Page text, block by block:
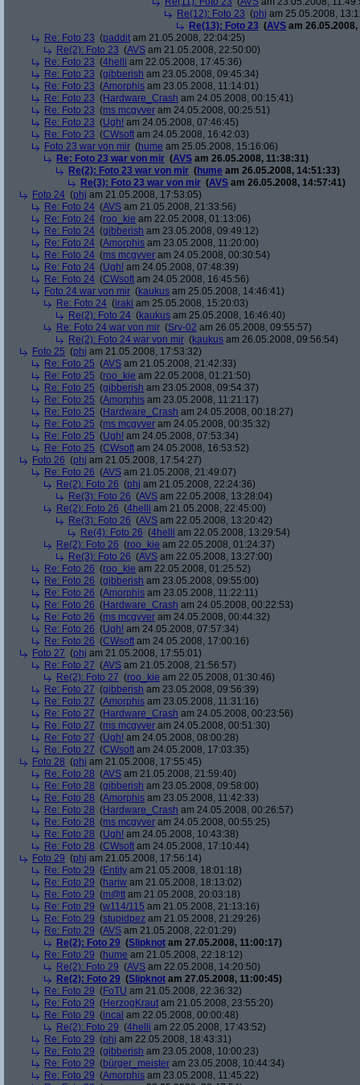
Re(12): Foto 23 (phj am 25.05.2008,
Re(13): Foto 23 (AVS am
Re: Foto 23 (paddit am 21.05.2008, 22:04:25)
Re(2): Foto 23 (AVS am 21.05.2008, 22:50:00)
Re: Foto 23 (4helli am 22.05.2008, 17:45:36)
Re: Foto 23 (gibberish am 23.05.2008, 09:45:34)
Re: Foto 23 (Amorphis am 23.05.2008, 11:14:01)
Re: Foto 23 (Hardware_Crash am 24.05.2008, 00:15:41)
Re: Foto 23 (ms mcgyver am 24.05.2008, 00:25:51)
Re: Foto 23 (Ugh! am 24.05.2008, 07:46:45)
Re: Foto 23 (CWsoft am 24.05.2008, 16:42:03)
Foto 23 war von mir (hume am 25.05.2008, 15:16:06)
Re: Foto 23 war von mir (AVS am 26.05.2008, 11:38:31)
Re(2): Foto 23 war von mir (hume am 26.05.2008, 14:51:33)
Re(3): Foto 23 war von mir (AVS am 26.05.2008, 14:57:41)
Foto 24 (phj am 21.05.2008, 17:53:05)
Re: Foto 24 (AVS am 21.05.2008, 21:33:56)
Re: Foto 24 (roo_kie am 22.05.2008, 01:13:06)
Re: Foto 24 (gibberish am 23.05.2008, 09:49:12)
Re: Foto 24 (Amorphis am 23.05.2008, 11:20:00)
Re: Foto 24 (ms mcgyver am 24.05.2008, 00:30:54)
Re: Foto 24 (Ugh! am 24.05.2008, 07:48:39)
Re: Foto 24 (CWsoft am 24.05.2008, 16:45:56)
Foto 24 war von mir (kaukus am 25.05.2008, 14:46:41)
Re: Foto 24 (iraki am 25.05.2008, 15:20:03)
Re(2): Foto 24 (kaukus am 25.05.2008, 16:46:40)
Re: Foto 24 war von mir (Srv-02 am 26.05.2008, 09:55:57)
Re(2): Foto 24 war von mir (kaukus am 26.05.2008, 09:56:54)
Foto 25 (phj am 21.05.2008, 17:53:32)
Re: Foto 25 (AVS am 21.05.2008, 21:42:33)
Re: Foto 25 (roo_kie am 22.05.2008, 01:21:50)
Re: Foto 25 (gibberish am 23.05.2008, 09:54:37)
Re: Foto 25 (Amorphis am 23.05.2008, 11:21:17)
Re: Foto 25 (Hardware_Crash am 24.05.2008, 00:18:27)
Re: Foto 25 (ms mcgyver am 24.05.2008, 00:35:32)
Re: Foto 25 (Ugh! am 24.05.2008, 07:53:34)
Re: Foto 25 (CWsoft am 24.05.2008, 16:53:52)
Foto 26 (phj am 21.05.2008, 17:54:27)
Re: Foto 26 (AVS am 21.05.2008, 21:49:07)
Re(2): Foto 26 (phj am 21.05.2008, 22:24:36)
Re(3): Foto 26 (AVS am 22.05.2008, 13:28:04)
Re(2): Foto 26 (4helli am 21.05.2008, 22:45:00)
Re(3): Foto 26 (AVS am 22.05.2008, 13:20:42)
Re(4): Foto 26 (4helli am 22.05.2008, 13:29:54)
Re(2): Foto 26 (roo_kie am 22.05.2008, 01:24:37)
Re(3): Foto 26 (AVS am 22.05.2008, 13:27:00)
Re: Foto 26 (roo_kie am 22.05.2008, 01:25:52)
Re: Foto 26 (gibberish am 23.05.2008, 09:55:00)
Re: Foto 26 (Amorphis am 23.05.2008, 11:22:11)
Re: Foto 26 (Hardware_Crash am 24.05.2008, 00:22:53)
Re: Foto 26 (ms mcgyver am 24.05.2008, 00:44:32)
Re: Foto 26 (Ugh! am 24.05.2008, 07:57:34)
Re: Foto 26 (CWsoft am 24.05.2008, 17:00:16)
Foto 27 (phj am 21.05.2008, 17:55:01)
Re: Foto 27 (AVS am 21.05.2008, 21:56:57)
Re(2): Foto 27 (roo_kie am 22.05.2008, 01:30:46)
Re: Foto 27 (gibberish am 23.05.2008, 09:56:39)
Re: Foto 27 (Amorphis am 23.05.2008, 11:31:16)
Re: Foto 27 (Hardware_Crash am 24.05.2008, 00:23:56)
Re: Foto 27 (ms mcgyver am 24.05.2008, 00:51:30)
Re: Foto 27 (Ugh! am 24.05.2008, 08:00:28)
Re: Foto 27 (CWsoft am 24.05.2008, 17:03:35)
Foto 28 (phj am 21.05.2008, 17:55:45)
Re: Foto 28 (AVS am 21.05.2008, 21:59:40)
Re: Foto 28 (gibberish am 23.05.2008, 09:58:00)
Re: Foto 28 (Amorphis am 23.05.2008, 11:42:33)
Re: Foto 28 (Hardware_Crash am 24.05.2008, 00:26:57)
Re: Foto 28 (ms mcgyver am 24.05.2008, 00:55:25)
Re: Foto 28 (Ugh! am 24.05.2008, 10:43:38)
Re: Foto 28 (CWsoft am 24.05.2008, 17:10:44)
Foto 29 (phj am 21.05.2008, 17:56:14)
Re: Foto 29 (Entity am 21.05.2008, 18:01:18)
Re: Foto 29 (hariw am 21.05.2008, 18:13:02)
Re: Foto 29 (m@tt am 21.05.2008, 20:03:18)
Re: Foto 29 (w114/115 am 21.05.2008, 21:13:16)
Re: Foto 29 (stupidpez am 21.05.2008, 21:29:26)
Re: Foto 29 (AVS am 21.05.2008, 22:01:29)
Re(2): Foto 29 (Slipknot am 27.05.2008, 11:00:17)
Re: Foto 29 (hume am 21.05.2008, 22:18:12)
Re(2): Foto 29 (AVS am 22.05.2008, 14:20:50)
Re(2): Foto 29 (Slipknot am 27.05.2008, 11:00:45)
Re: Foto 29 (FoTU am 21.05.2008, 22:36:32)
Re: Foto 29 (HerzogKraut am 21.05.2008, 23:55:20)
Re: Foto 29 (incal am 22.05.2008, 00:00:48)
Re(2): Foto 29 (4helli am 22.05.2008, 17:43:52)
Re: Foto 29 (phj am 22.05.2008, 18:43:31)
Re: Foto 29 (gibberish am 23.05.2008, 10:00:23)
Re: Foto 29 (bürger_meister am 23.05.2008, 10:44:34)
Re: Foto 29 (Amorphis am 23.05.2008, 11:45:22)